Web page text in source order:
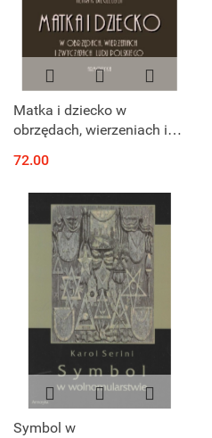
Matka i dziecko w
obrzędach, wierzeniach i
- Henryk Biegeleisen
72.00
Symbol w